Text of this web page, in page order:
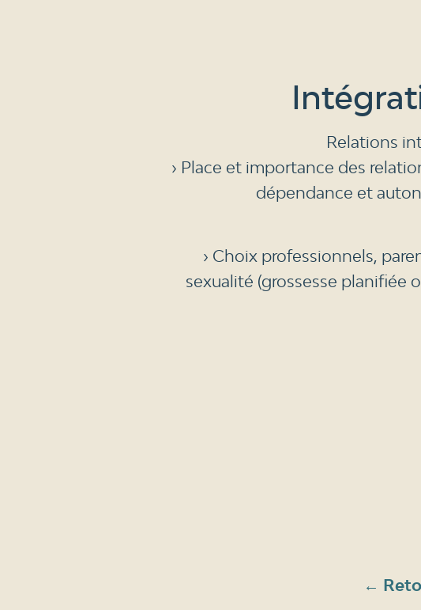
Relations
› Place et importance des
dépendance et
› Choix professionnels,
sexualité (grossesse planifiée
←